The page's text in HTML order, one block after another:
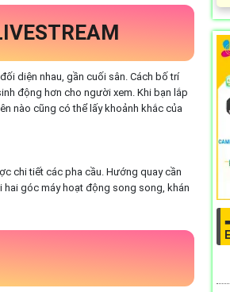
diện nhau, gần cuối sân. Cách bố trí
động hơn cho người xem. Khi bạn lắp
nào cũng có thể lấy khoảnh khắc của
chi tiết các pha cầu. Hướng quay cần
góc máy hoạt động song song, khán